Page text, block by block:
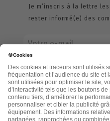
Je m’inscris à la lettre
rester informé(e) des
jamais échangée. Pour